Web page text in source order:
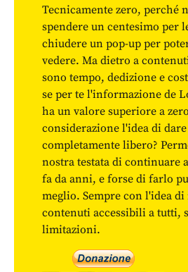
Tecnicamente zero, perché
spendere un centesimo per
chiudere un pop-up per
vedere. Ma dietro a
sono tempo, dedizione e
se per te l'informazione de
ha un valore superiore a
considerazione l'idea di
completamente libero?
nostra testata di continuare
fa da anni, e forse di farlo
meglio. Sempre con l'idea
contenuti accessibili a tutti,
limitazioni.